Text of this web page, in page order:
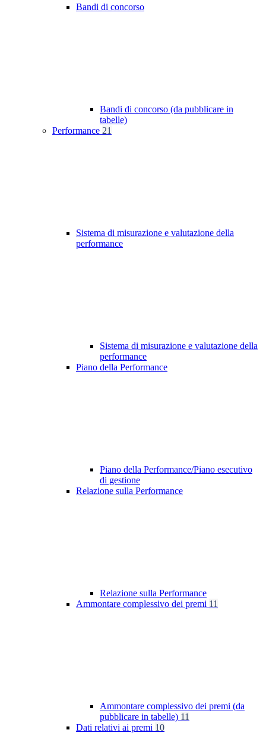
Bandi di concorso
Bandi di concorso (da pubblicare in
tabelle)
Performance 21
Sistema di misurazione e valutazione della
performance
Sistema di misurazione e valutazione della
performance
Piano della Performance
Piano della Performance/Piano esecutivo
di gestione
Relazione sulla Performance
Relazione sulla Performance
Ammontare complessivo dei premi 11
Ammontare complessivo dei premi (da
pubblicare in tabelle) 11
Dati relativi ai premi 10